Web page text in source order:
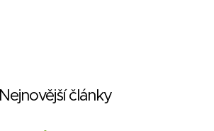
Nejnovější články